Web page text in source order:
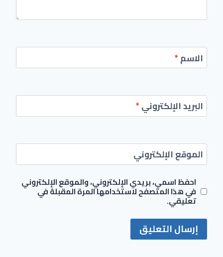
الاسم*
البريد الإلكتروني*
الموقع الإلكتروني
احفظ اسمي، بريدي الإلكتروني، والموقع الإلكتروني
في هذا المتصفح لاستخدامها المرة المقبلة في
تعليقي.